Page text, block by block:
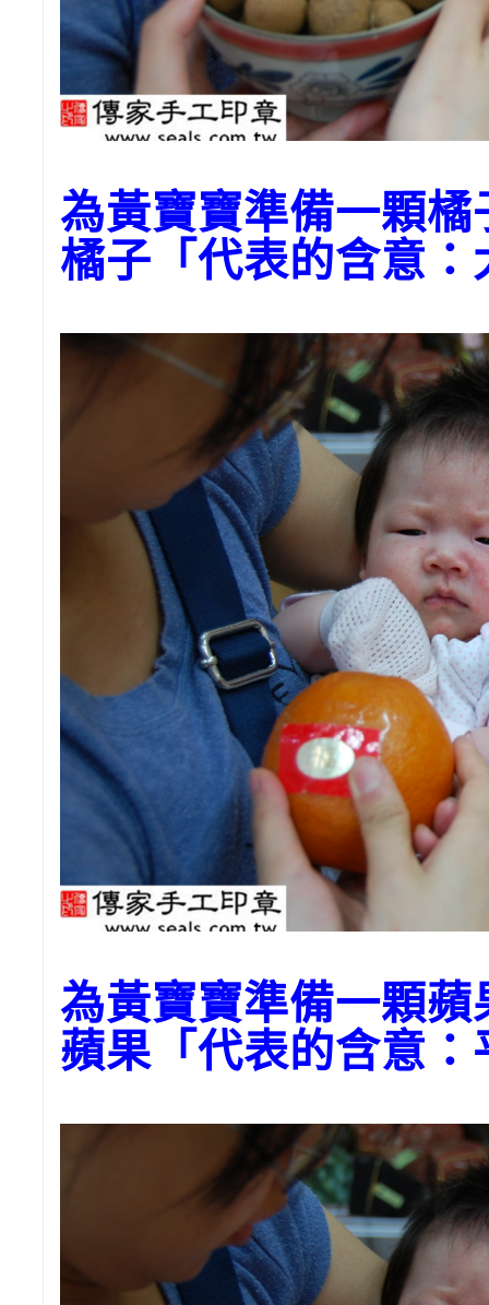
為黃寶寶準備一顆橘
橘子「代表的含意：
為黃寶寶準備一顆蘋
蘋果「代表的含意：